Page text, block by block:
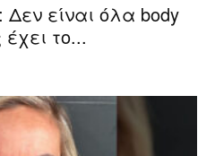
είναι όλα body
το...